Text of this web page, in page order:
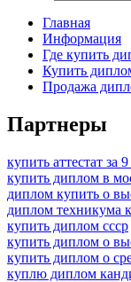
Главная
Информация
Где купить
Купить
Продажа
Партнеры
купить аттестат за
купить диплом в
диплом купить о
диплом техникума
купить диплом ссср
купить диплом о
купить диплом о
куплю диплом